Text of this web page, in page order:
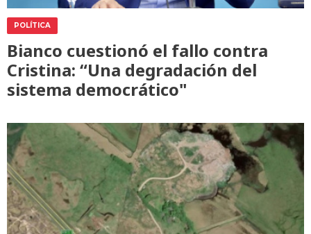
POLÍTICA
Bianco cuestionó el fallo contra
Cristina: “Una degradación del
sistema democrático"